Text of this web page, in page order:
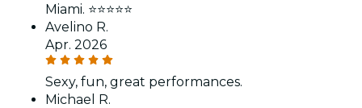
Miami. ⭐⭐⭐⭐⭐
Avelino R.
Apr. 2026
Sexy, fun, great performances.
Michael R.